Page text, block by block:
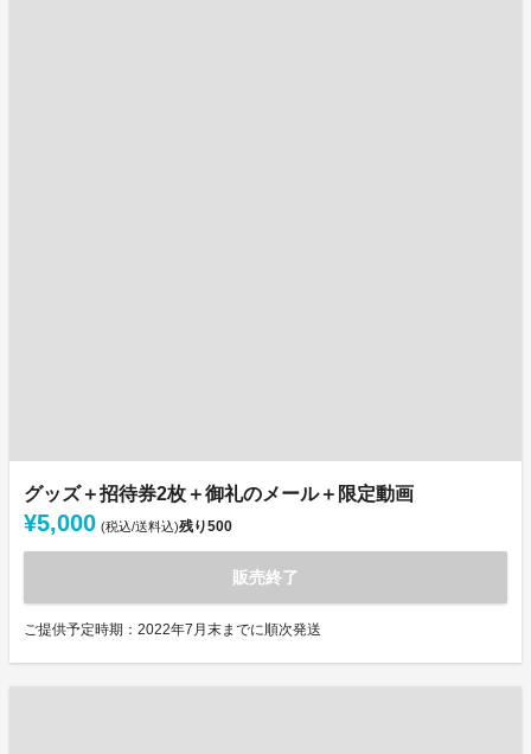
グッズ＋招待券2枚＋御礼のメール＋限定動画
¥5,000 (税込/送料込)残り500
販売終了
ご提供予定時期：2022年7月末までに順次発送